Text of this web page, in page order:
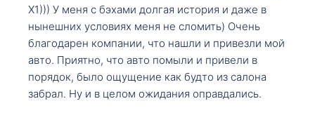
X1))) У меня с бэхами долгая история и даже в
нынешних условиях меня не сломить) Очень
благодарен компании, что нашли и привезли мой
авто. Приятно, что авто помыли и привели в
порядок, было ощущение как будто из салона
забрал. Ну и в целом ожидания оправдались.